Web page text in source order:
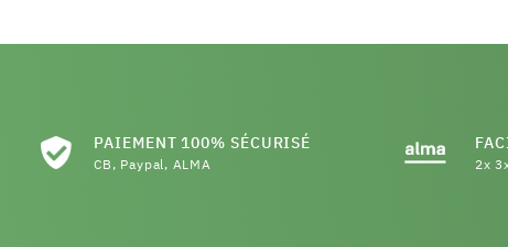
PAIEMENT 100% SÉCURISÉ
CB, Paypal, ALMA 2x